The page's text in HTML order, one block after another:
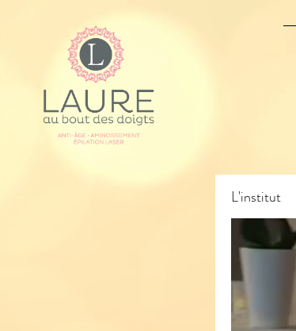
L'institut